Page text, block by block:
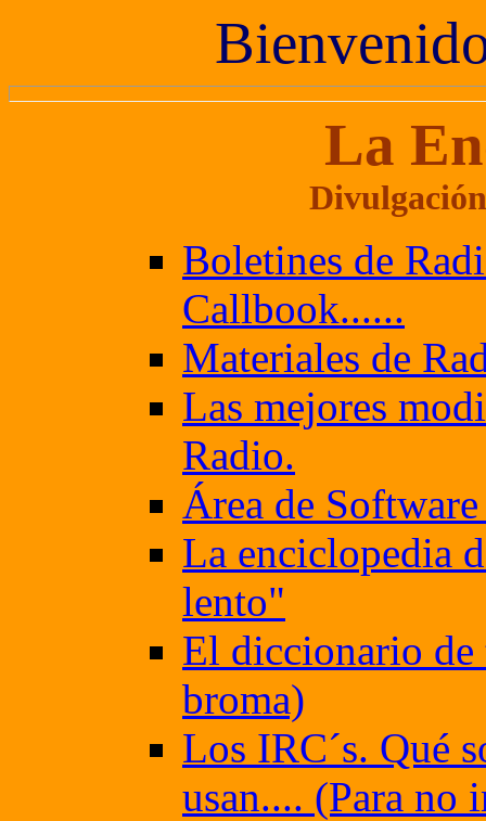
La
Boletines de
Callbook......
Materiales de
Las mejores
Radio.
Área de
La enciclopedia
lento"
El diccionario
broma)
Los IRC´s. Qué
usan.... (Para no